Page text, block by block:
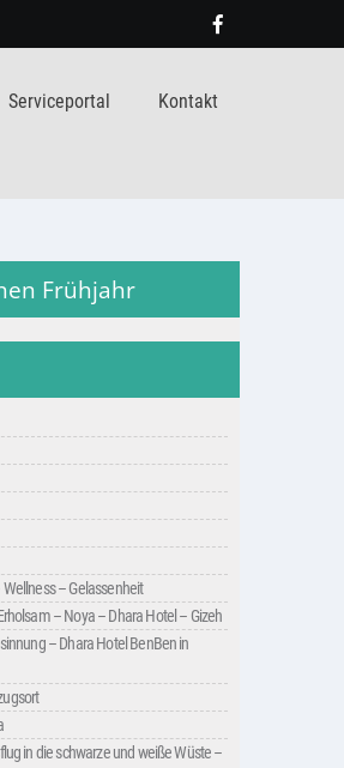
Serviceportal Kontakt
Frühjahr
– Gelassenheit
– Noya – Dhara Hotel – Gizeh
– Dhara Hotel BenBen in
in die schwarze und weiße Wüste –